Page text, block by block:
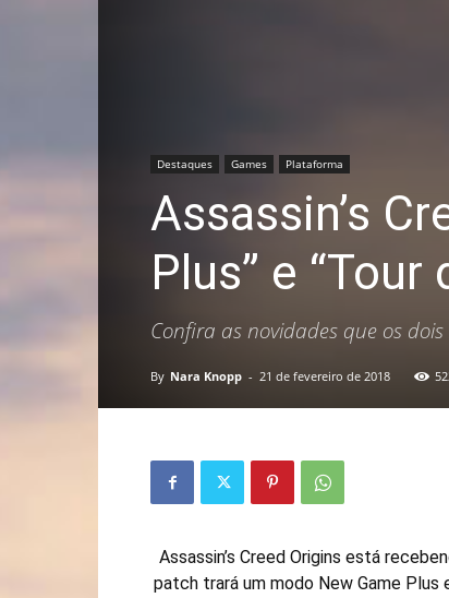
Destaques Games Plataforma
Assassin’s
Plus” e
Confira as novidades que os
By Nara Knopp - 21 de fevereiro de 2018
Assassin’s Creed Origins está
patch trará um modo New Game Plus